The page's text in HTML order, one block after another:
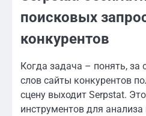
поисковых
конкурентов
Когда задача – понять, за
слов сайты конкурентов
сцену выходит Serpstat.
инструментов для анализа